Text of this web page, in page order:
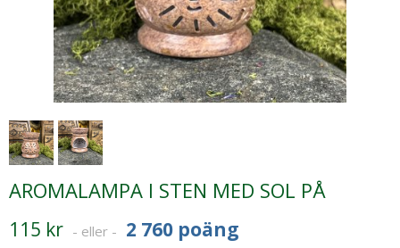
AROMALAMPA I STEN MED SOL PÅ
115 kr - eller - 2 760 poäng